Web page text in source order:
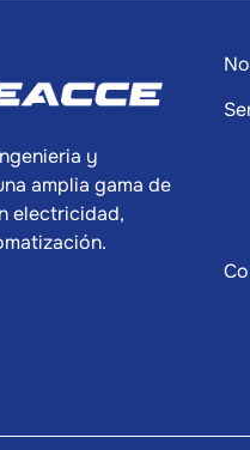
y
amplia gama de
electricidad,